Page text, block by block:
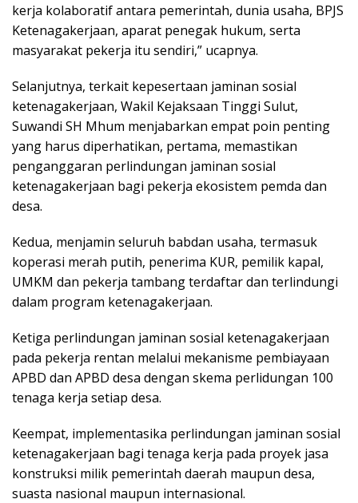
kerja kolaboratif antara pemerintah, dunia usaha, BPJS
Ketenagakerjaan, aparat penegak hukum, serta
masyarakat pekerja itu sendiri,” ucapnya.
Selanjutnya, terkait kepesertaan jaminan sosial
ketenagakerjaan, Wakil Kejaksaan Tinggi Sulut,
Suwandi SH Mhum menjabarkan empat poin penting
yang harus diperhatikan, pertama, memastikan
penganggaran perlindungan jaminan sosial
ketenagakerjaan bagi pekerja ekosistem pemda dan
desa.
Kedua, menjamin seluruh babdan usaha, termasuk
koperasi merah putih, penerima KUR, pemilik kapal,
UMKM dan pekerja tambang terdaftar dan terlindungi
dalam program ketenagakerjaan.
Ketiga perlindungan jaminan sosial ketenagakerjaan
pada pekerja rentan melalui mekanisme pembiayaan
APBD dan APBD desa dengan skema perlidungan 100
tenaga kerja setiap desa.
Keempat, implementasika perlindungan jaminan sosial
ketenagakerjaan bagi tenaga kerja pada proyek jasa
konstruksi milik pemerintah daerah maupun desa,
suasta nasional maupun internasional.